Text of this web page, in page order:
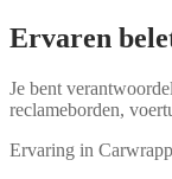
Ervaren
Je bent
reclameborden,
Ervaring in